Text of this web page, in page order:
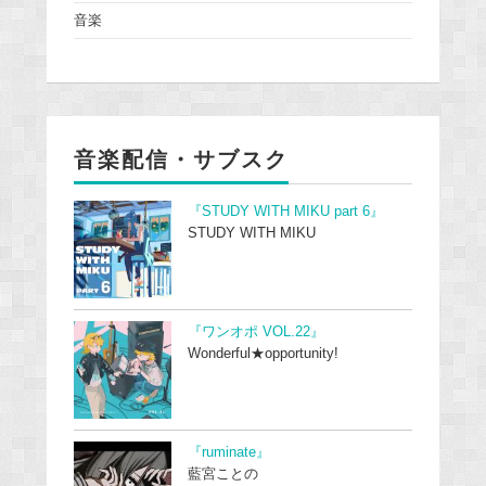
音楽
音楽配信・サブスク
『STUDY WITH MIKU part 6』
STUDY WITH MIKU
『ワンオポ VOL.22』
Wonderful★opportunity!
『ruminate』
藍宮ことの